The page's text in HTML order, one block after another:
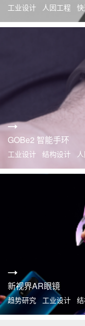
工业设计 人因工程
GOBe2 智能手环
工业设计 结构设计
新视界AR眼镜
趋势研究 工业设计